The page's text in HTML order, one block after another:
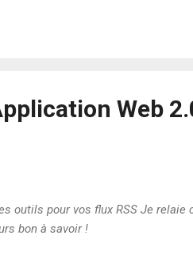
Web
outils pour vos flux RSS Je
bon à savoir !